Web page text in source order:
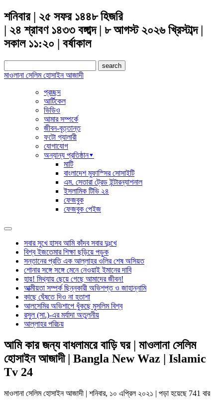
শনিবার | ২৫ সফর ১৪৪৮ হিজরি
| ২৪ শ্রাবণ ১৪৩৩ বঙ্গাব্দ | ৮ আগস্ট ২০২৬ খ্রিস্টাব্দ |
সকাল ১১:২০ | বর্ষাকাল
for:
মাওলানা সেলিম হোসাইন আজাদী
প্রচ্ছদ
আর্টিকেল
ভিডিও
আমার সম্পর্কে
জীবন-বৃত্তান্ত
ফটো গ্যালারী
যোগাযোগ
অন্যান্য প্রতিষ্ঠান▾
মাটি
বাংলাদেশ মুফাস্সির সোসাইটি
এম. সেতারা ট্রেড ইন্টারন্যাশনাল
ইসলামিক টিভি ২৪
ফেজবুক
ফেজবুক পেইজ
সবার সুখে হাসব আমি কাঁদব সবার দুঃখে
বিশ্ব ইজতেমার শিক্ষা ছড়িয়ে পড়ুক
সন্তানের প্রতি এক আল্লাহর ওলির শেষ অসিয়ত
শোনার সঙ্গে সঙ্গে মেনে নেওয়াই ইমানের দাবি
হায়! মিথ্যায় ছেয়ে গেছে আমাদের জীবন!
আত্মীয়তা সম্পর্ক ছিন্নকারী অভিশপ্ত ও জাহান্নামি
কাছে ঘেঁষতে দিও না হতাশা
আলসেমির অভিশাপে ধুঁকছে মুসলিম বিশ্ব
রসুল (সা.)-এর মর্যাদা অতুলনীয়
আল্লাহর পরিচয়
আমি কার জন্য বাধলামরে বাড়ি ঘর | মাওলানা সেলিম
হোসাইন আজাদী | Bangla New Waz | Islamic
Tv 24
মাওলানা সেলিম হোসাইন আজাদী | শনিবার, ১০ এপ্রিল ২০২১ | পড়া হয়েছে 741 বার